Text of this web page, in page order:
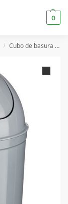
0
/ Cubo de basura color gris 7 litros 7707